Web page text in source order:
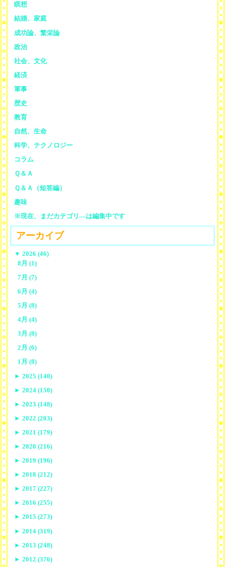
瞑想
結婚、家庭
成功論、繁栄論
政治
社会、文化
経済
軍事
歴史
教育
自然、生命
科学、テクノロジー
コラム
Ｑ＆Ａ
Ｑ＆Ａ（短答編）
趣味
※現在、まだカテゴリ—は編集中です
アーカイブ
▼ 2026 (46)
8月 (1)
7月 (7)
6月 (4)
5月 (8)
4月 (4)
3月 (8)
2月 (6)
1月 (8)
► 2025 (140)
► 2024 (150)
► 2023 (148)
► 2022 (203)
► 2021 (179)
► 2020 (216)
► 2019 (196)
► 2018 (212)
► 2017 (227)
► 2016 (255)
► 2015 (273)
► 2014 (319)
► 2013 (248)
► 2012 (376)